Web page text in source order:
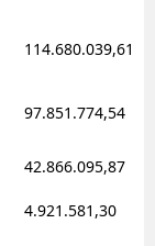
114.680.039,61
97.851.774,54
42.866.095,87
4.921.581,30